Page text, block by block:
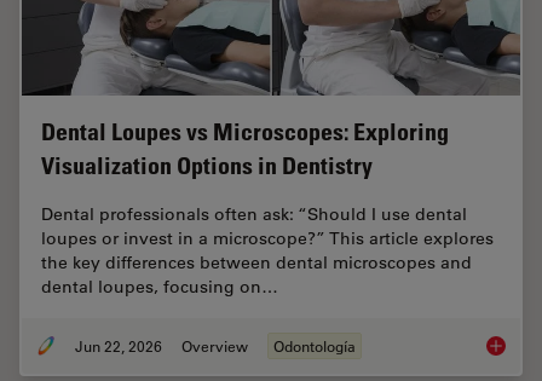
Dental Loupes vs Microscopes: Exploring
Visualization Options in Dentistry
Dental professionals often ask: “Should I use dental
loupes or invest in a microscope?” This article explores
the key differences between dental microscopes and
dental loupes, focusing on…
Jun 22, 2026 Overview Odontología Dental